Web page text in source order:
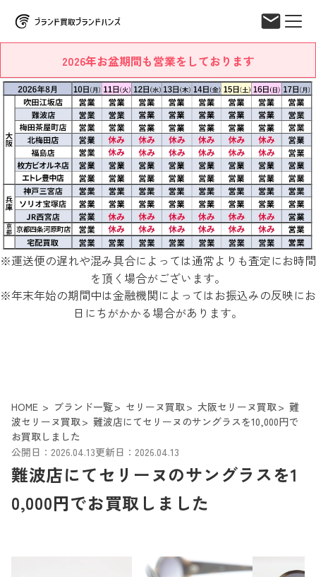
2026年お盆期間も営業をしております
※運送便の遅れや混み具合によっては通常よりも査定にお時間
を頂く場合がございます。
※年末年始の期間中は金融機関によってはお振込みの反映にお
日にちがかかる場合があります。
HOME ブランド一覧 セリーヌ買取 大阪セリーヌ買取
難
波セリーヌ買取
難波店にてセリーヌのサングラスを10,000円で
お買取しました
公開日：2026.04.13更新日：2026.04.13
難波店にてセリーヌのサングラスを1
0,000円でお買取しました